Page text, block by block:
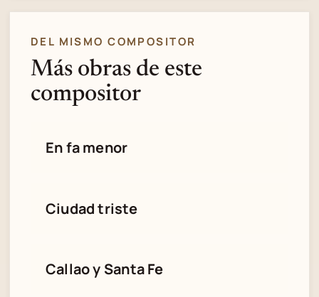
DEL MISMO COMPOSITOR
Más obras de este
compositor
En fa menor
Ciudad triste
Callao y Santa Fe